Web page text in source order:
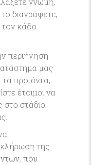
διαγράψετε,
κάδο
περιήγηση
μας
τα προϊόντα,
έτοιμοι να
στο στάδιο
της
που